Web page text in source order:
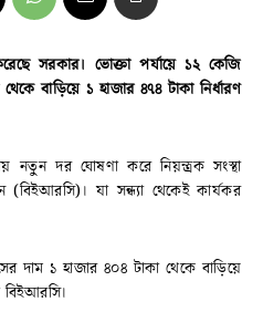
সরকার। ভোক্তা পর্যায়ে ১২ কেজি
বাড়িয়ে ১ হাজার ৪৭৪ টাকা নির্ধারণ
নতুন দর ঘোষণা করে নিয়ন্ত্রক সংস্থা
(বিইআরসি)। যা সন্ধ্যা থেকেই কার্যকর
দাম ১ হাজার ৪০৪ টাকা থেকে বাড়িয়ে
বিইআরসি।